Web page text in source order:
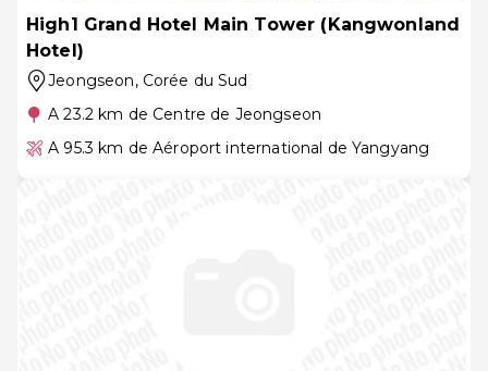
High1 Grand Hotel Main Tower (Kangwonland
Hotel)
Jeongseon, Corée du Sud
A 23.2 km de Centre de Jeongseon
A 95.3 km de Aéroport international de Yangyang